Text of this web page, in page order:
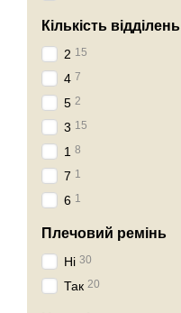
Кількість відділень
2 15
4 7
5 2
3 15
1 8
7 1
6 1
Плечовий ремінь
Ні 30
Так 20